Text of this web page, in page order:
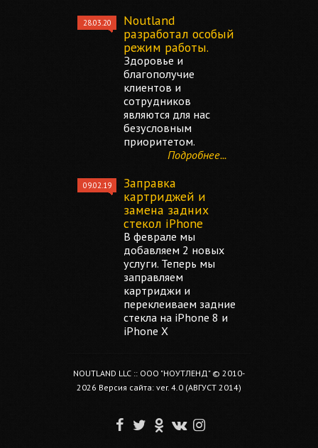
28.03.20
Noutland
разработал особый
режим работы.
Здоровье и
благополучие
клиентов и
сотрудников
являются для нас
безусловным
приоритетом.
Подробнее...
09.02.19
Заправка
картриджей и
замена задних
стекол iPhone
В феврале мы
добавляем 2 новых
услуги. Теперь мы
заправляем
картриджи и
переклеиваем задние
стекла на iPhone 8 и
iPhone X
NOUTLAND LLC :: ООО "НОУТЛЕНД" © 2010-
2026 Версия сайта: ver. 4.0 (АВГУСТ 2014)
F T O V I